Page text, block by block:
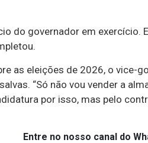
do governador em exercício.
as eleições de 2026, o vice-
“Só não vou vender a
por isso, mas pelo
Entre no nosso canal do